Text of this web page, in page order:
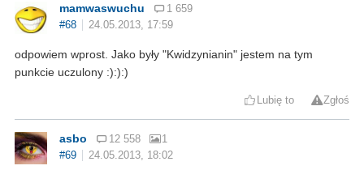
mamwaswuchu
1 659
#68
24.05.2013, 17:59
odpowiem wprost. Jako były "Kwidzynianin" jestem na tym
punkcie uczulony :):):)
Lubię to Zgłoś
asbo 12 558
1
#69
24.05.2013, 18:02